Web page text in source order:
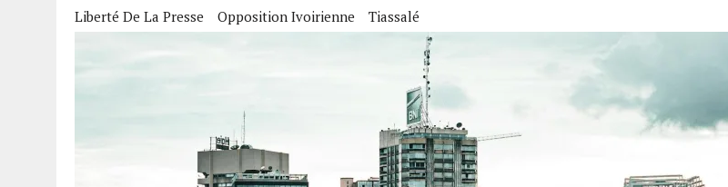
Liberté De La Presse
Opposition Ivoirienne Tiassalé